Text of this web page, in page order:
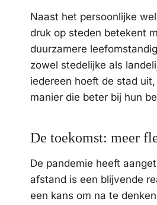
Naast het persoonlijke
druk op steden betekent
duurzamere
zowel stedelijke als
iedereen hoeft de stad
manier die beter bij hun
De toekomst: meer
De pandemie heeft
afstand is een blijvende
een kans om na te